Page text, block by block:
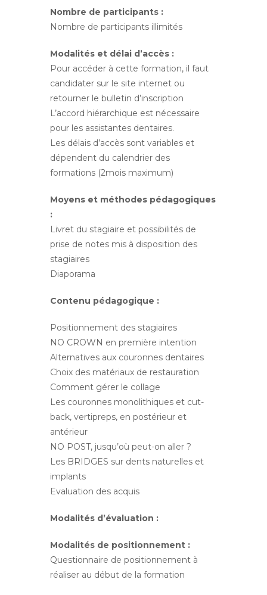
Nombre de participants :
Nombre de participants illimités
Modalités et délai d’accès :
Pour accéder à cette formation, il faut
candidater sur le site internet ou
retourner le bulletin d’inscription
L’accord hiérarchique est nécessaire
pour les assistantes dentaires.
Les délais d’accès sont variables et
dépendent du calendrier des
formations (2mois maximum)
Moyens et méthodes pédagogiques
:
Livret du stagiaire et possibilités de
prise de notes mis à disposition des
stagiaires
Diaporama
Contenu pédagogique :
Positionnement des stagiaires
NO CROWN en première intention
Alternatives aux couronnes dentaires
Choix des matériaux de restauration
Comment gérer le collage
Les couronnes monolithiques et cut-
back, vertipreps, en postérieur et
antérieur
NO POST, jusqu’où peut-on aller ?
Les BRIDGES sur dents naturelles et
implants
Evaluation des acquis
Modalités d’évaluation :
Modalités de positionnement :
Questionnaire de positionnement à
réaliser au début de la formation